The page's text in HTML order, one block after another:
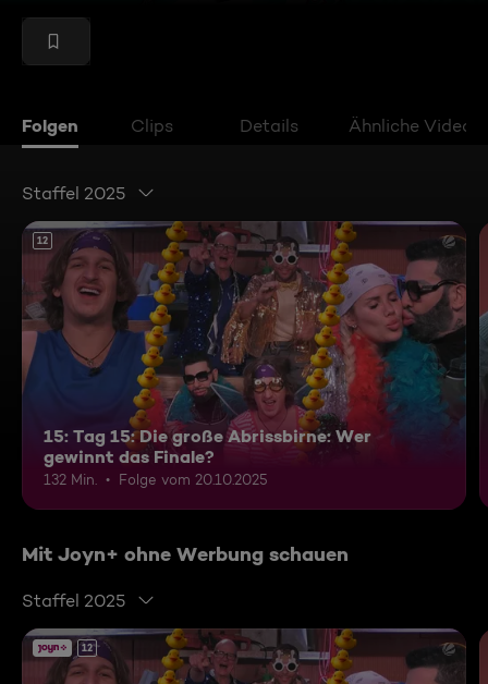
Folgen Clips Details Ähnliche Videos
Staffel 2025
12
15: Tag 15: Die große Abrissbirne: Wer
gewinnt das Finale?
132 Min. Folge vom 20.10.2025
Mit Joyn+ ohne Werbung schauen
Staffel 2025
12